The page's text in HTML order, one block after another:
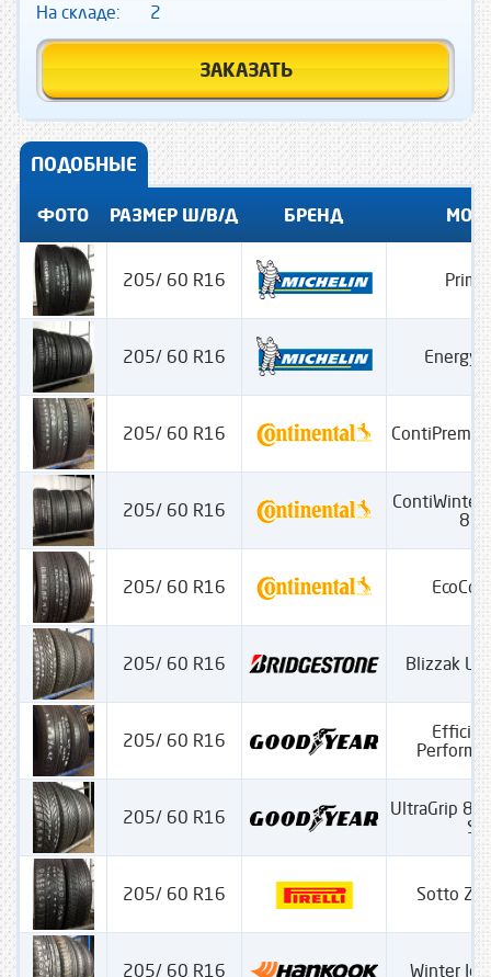
На складе: 2
ЗАКАЗАТЬ
ПОДОБНЫЕ
ФОТО РАЗМЕР Ш/В/Д БРЕНД
205/ 60 R16
205/ 60 R16 Energy
205/ 60 R16
205/ 60 R16
205/ 60 R16
205/ 60 R16 Blizzak
205/ 60 R16
205/ 60 R16
UltraGrip 8
205/ 60 R16 Sotto
205/ 60 R16 Winter